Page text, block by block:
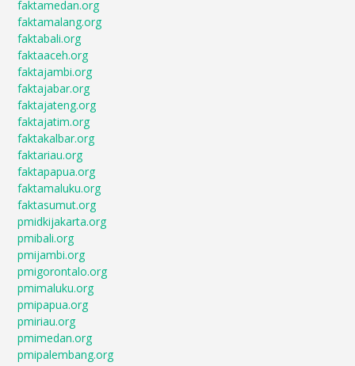
faktamedan.org
faktamalang.org
faktabali.org
faktaaceh.org
faktajambi.org
faktajabar.org
faktajateng.org
faktajatim.org
faktakalbar.org
faktariau.org
faktapapua.org
faktamaluku.org
faktasumut.org
pmidkijakarta.org
pmibali.org
pmijambi.org
pmigorontalo.org
pmimaluku.org
pmipapua.org
pmiriau.org
pmimedan.org
pmipalembang.org